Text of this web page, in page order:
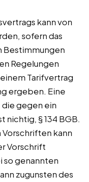
kann von
sofern das
Bestimmungen
Regelungen
Tarifvertrag
ergeben. Eine
gegen ein
§ 134 BGB.
kann
Vorschrift
so genannten
zugunsten des